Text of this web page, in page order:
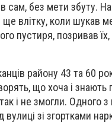
сам, без мети збуту.
влітку, коли шукав
пустиря, позривав
району 43 та 60
що хоча і знають
і не змогли. Одного з
зі згортками